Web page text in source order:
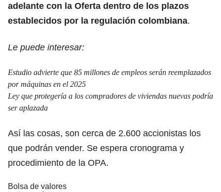
adelante con la Oferta dentro de los plazos
establecidos por la regulación colombiana.
Le puede interesar:
Estudio advierte que 85 millones de empleos serán reemplazados
por máquinas en el 2025
Ley que protegería a los compradores de viviendas nuevas podría
ser aplazada
Así las cosas, son cerca de 2.600 accionistas los
que podrán vender. Se espera cronograma y
procedimiento de la OPA.
Bolsa de valores